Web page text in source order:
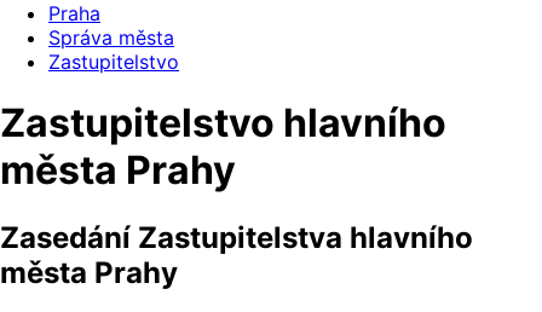
Praha
Správa města
Zastupitelstvo
Zastupitelstvo hlavního
města Prahy
Zasedání Zastupitelstva hlavního
města Prahy